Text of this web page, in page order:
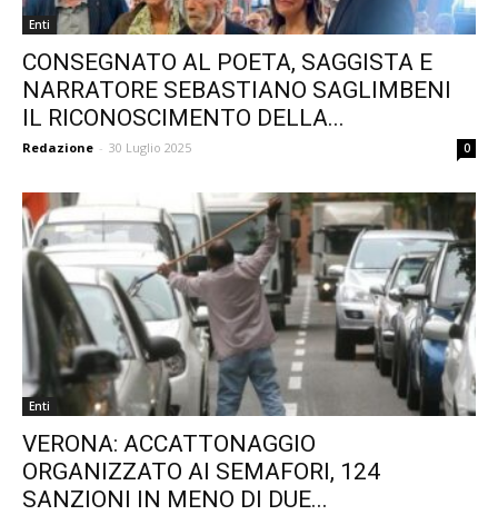
Enti
CONSEGNATO AL POETA, SAGGISTA E
NARRATORE SEBASTIANO SAGLIMBENI
IL RICONOSCIMENTO DELLA...
Redazione - 30 Luglio 2025 0
Enti
VERONA: ACCATTONAGGIO
ORGANIZZATO AI SEMAFORI, 124
SANZIONI IN MENO DI DUE...